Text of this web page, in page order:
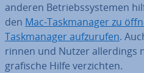
anderen Be­triebs­sys­te­men
den Mac-Task­ma­na­ger zu
Task­ma­na­ger auf­zu­ru­fen.
rin­nen und Nutzer al­ler­dings
grafische Hilfe ver­zich­ten.